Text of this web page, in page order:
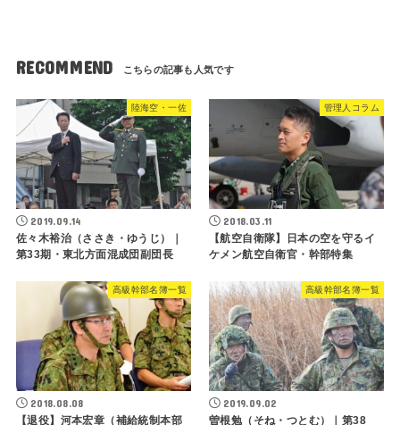
RECOMMEND
陸海空・一佐
2019.09.14
佐々木裕治（ささき・ゆうじ）｜
第33期・東北方面混成団副団長
管理人コラム
2018.03.11
【航空自衛隊】日本の空を守るイ
ケメン航空自衛官・幹部特集
高級幹部名簿一覧
2018.08.08
【退役】河本宏章（補給統制本部
高級幹部名簿一覧
2019.09.02
曽根勉（そね・つとむ）｜第38